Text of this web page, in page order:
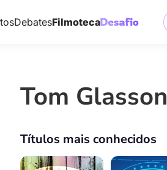
DebatesFilmoteca
Tom Glasson
Títulos mais conhecidos